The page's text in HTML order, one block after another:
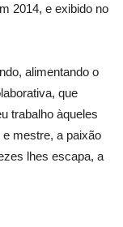
2014, e exibido no
alimentando o
que
trabalho àqueles
mestre, a paixão
lhes escapa, a